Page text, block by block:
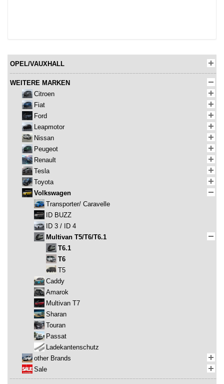
OPEL/VAUXHALL
WEITERE MARKEN
Citroen
Fiat
Ford
Leapmotor
Nissan
Peugeot
Renault
Tesla
Toyota
Volkswagen
Transporter/ Caravelle
ID BUZZ
ID 3 / ID 4
Multivan T5/T6/T6.1
T6.1
T6
T5
Caddy
Amarok
Multivan T7
Sharan
Touran
Passat
Ladekantenschutz
other Brands
Sale